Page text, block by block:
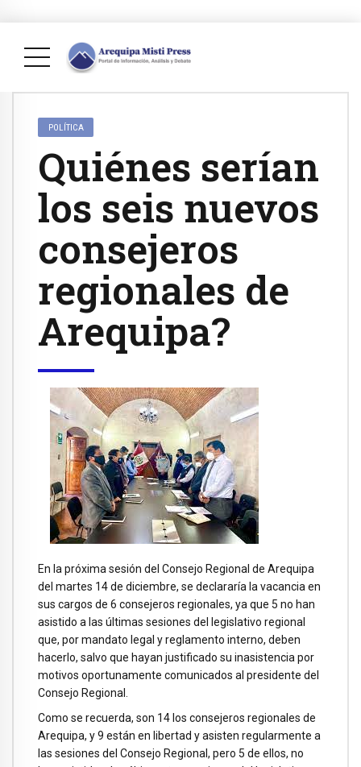
POLÍTICA
Quiénes serían
los seis nuevos
consejeros
regionales de
Arequipa?
En la próxima sesión del Consejo Regional de Arequipa
del martes 14 de diciembre, se declararía la vacancia en
sus cargos de 6 consejeros regionales, ya que 5 no han
asistido a las últimas sesiones del legislativo regional
que, por mandato legal y reglamento interno, deben
hacerlo, salvo que hayan justificado su inasistencia por
motivos oportunamente comunicados al presidente del
Consejo Regional.
Como se recuerda, son 14 los consejeros regionales de
Arequipa, y 9 están en libertad y asisten regularmente a
las sesiones del Consejo Regional, pero 5 de ellos, no